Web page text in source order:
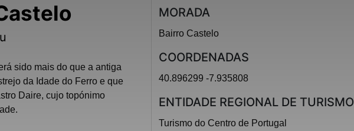
sido mais do que a antiga
da Idade do Ferro e que
Daire, cujo topónimo
MORADA
Bairro Castelo
COORDENADAS
40.896299 -7.935808
ENTIDADE REGIONAL DE TURISMO
Turismo do Centro de Portugal